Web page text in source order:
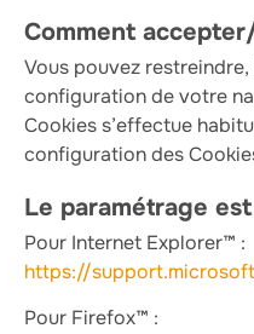
Comment
Vous pouvez
configuration de votre
Cookies s’effectue
configuration des
Le paramétrage
Pour Internet Explorer™ :
https://
Pour Firefox™ :